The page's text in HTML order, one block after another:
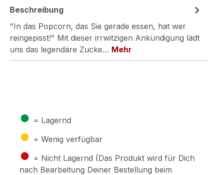
Beschreibung
"In das Popcorn, das Sie gerade essen, hat wer
reingepisst!" Mit dieser irrwitzigen Ankündigung lädt
uns das legendäre Zucke… Mehr
● = Lagernd
● = Wenig verfügbar
● = Nicht Lagernd (Das Produkt wird für Dich
nach Bearbeitung Deiner Bestellung beim